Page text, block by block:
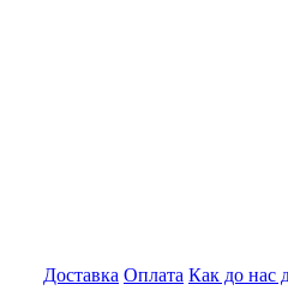
Доставка Оплата Как до нас